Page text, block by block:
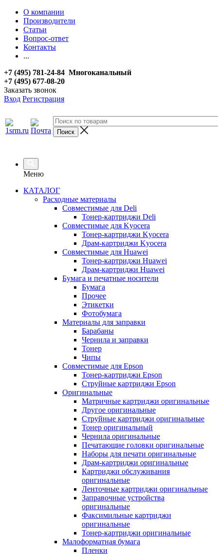
О компании
Производители
Статьи
Вопрос-ответ
Контакты
...
+7 (495) 781-24-84 Многоканальный
+7 (495) 677-08-20
Заказать звонок
Вход Регистрация
Меню
КАТАЛОГ
Расходные материалы
Совместимые для Deli
Тонер-картриджи Deli
Совместимые для Kyocera
Тонер-картриджи Kyocera
Драм-картриджи Kyocera
Совместимые для Huawei
Тонер-картриджи Huawei
Драм-картриджи Huawei
Бумага и печатные носители
Бумага
Прочее
Этикетки
Фотобумага
Материалы для заправки
Барабаны
Чернила и заправки
Тонер
Чипы
Совместимые для Epson
Тонер-картриджи Epson
Струйные картриджи Epson
Оригинальные
Матричные картриджи оригинальные
Другое оригинальные
Струйные картриджи оригинальные
Тонер оригинальный
Чернила оригинальные
Печатающие головки оригинальные
Наборы для печати оригинальные
Драм-картриджи оригинальные
Картриджи обслуживания
оригинальные
Ленточные картриджи оригинальные
Заправочные устройства
оригинальные
Факсимильные картриджи
оригинальные
Тонер-картриджи оригинальные
Малоформатная бумага
Пленки